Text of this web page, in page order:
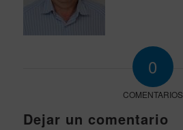
0
COMENTARIOS
Dejar un comentario